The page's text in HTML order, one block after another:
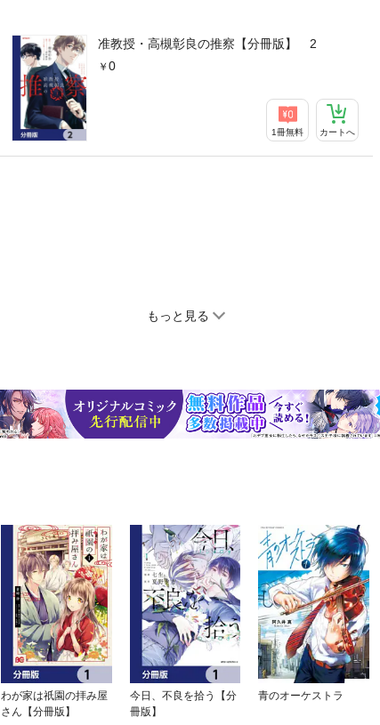
准教授・高槻彰良の推察【分冊版】 2
0
1冊無料 カートへ
もっと見る
わが家は祇園の拝み屋
さん【分冊版】
今日、不良を拾う【分
冊版】
青のオーケストラ